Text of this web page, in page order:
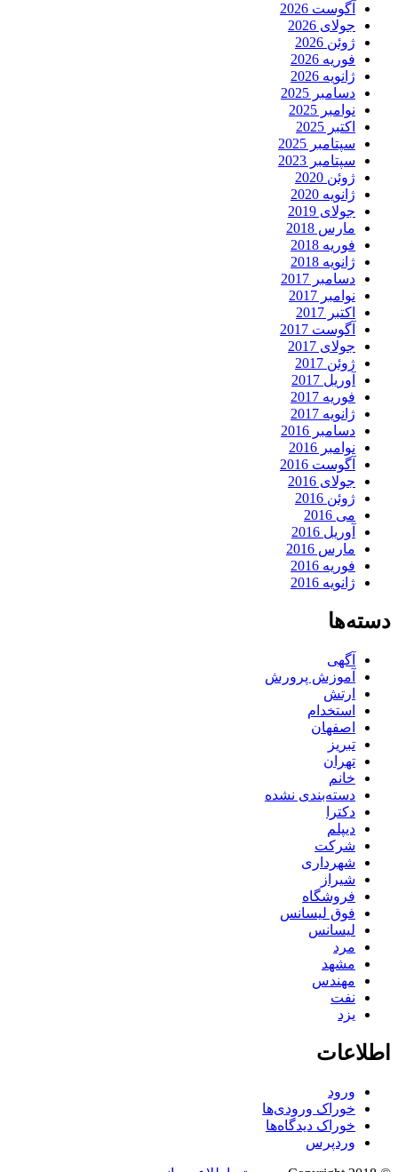
آگوست 2026
جولای 2026
ژوئن 2026
فوریه 2026
ژانویه 2026
دسامبر 2025
نوامبر 2025
اکتبر 2025
سپتامبر 2025
سپتامبر 2023
ژوئن 2020
ژانویه 2020
جولای 2019
مارس 2018
فوریه 2018
ژانویه 2018
دسامبر 2017
نوامبر 2017
اکتبر 2017
آگوست 2017
جولای 2017
ژوئن 2017
آوریل 2017
فوریه 2017
ژانویه 2017
دسامبر 2016
نوامبر 2016
آگوست 2016
جولای 2016
ژوئن 2016
می 2016
آوریل 2016
مارس 2016
فوریه 2016
ژانویه 2016
دسته‌ها
آگهی
آموزش پرورش
ارتش
استخدام
اصفهان
تبریز
تهران
خانم
دسته‌بندی نشده
دکترا
دیپلم
شرکت
شهرداری
شیراز
فروشگاه
فوق لیسانس
لیسانس
مرد
مشهد
مهندس
نفت
یزد
اطلاعات
ورود
خوراک ورودی‌ها
خوراک دیدگاه‌ها
وردپرس